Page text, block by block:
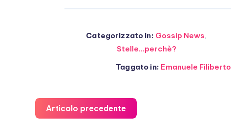
Categorizzato in: Gossip News,
Stelle...perchè?
Taggato in: Emanuele Filiberto
Articolo precedente